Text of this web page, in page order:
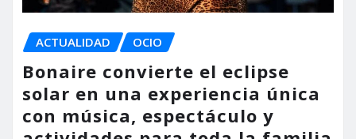
ACTUALIDAD OCIO
Bonaire convierte el eclipse
solar en una experiencia única
con música, espectáculo y